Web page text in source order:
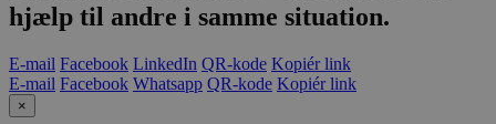
hjælp til andre i samme situation.
E-mail Facebook LinkedIn QR-kode Kopiér link
E-mail Facebook Whatsapp QR-kode Kopiér link
×